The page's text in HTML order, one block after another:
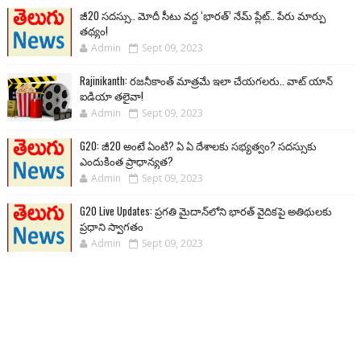
జీ20 సదస్సు.. మోదీ సీటు వద్ద ‘భారత్’ నేమ్ ప్లేట్‌.. పేరు మార్పు
తథ్యం!
Admin Sept 09, 2023
Rajinikanth: రజనీకాంత్ మాత్రమే ఇలా చేయగలరు.. వాట్ యాన్
ఐడియా తలైవా!
Admin Sept 09, 2023
G20: జీ20 అంటే ఏంటి? ఏ ఏ దేశాలకు సభ్యత్వం? సదస్సుకు
ఎందుకింత ప్రాధాన్యత?
Admin Sept 09, 2023
G20 Live Updates: ప్రగతి మైదాన్‌లోని భారత్ వైదికపై అతిథులకు
ప్రధాని స్వాగతం
Admin Sept 09, 2023